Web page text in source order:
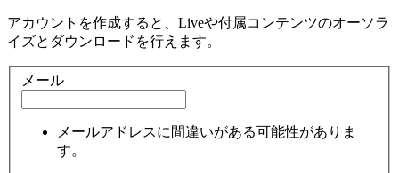
アカウントを作成すると、Liveや付属コンテンツのオーソラ
イズとダウンロードを行えます。
メール
メールアドレスに間違いがある可能性がありま
す。